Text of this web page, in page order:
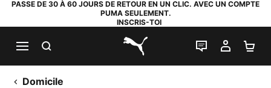
PASSE DE 30 À 60 JOURS DE RETOUR EN UN CLIC. AVEC UN COMPTE
PUMA SEULEMENT.
INSCRIS-TOI
PUMA.com
LIVE CHAT
MON
Domicile